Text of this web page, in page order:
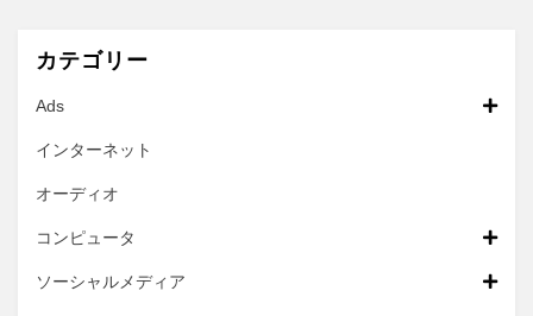
カテゴリー
Ads
インターネット
オーディオ
コンピュータ
ソーシャルメディア